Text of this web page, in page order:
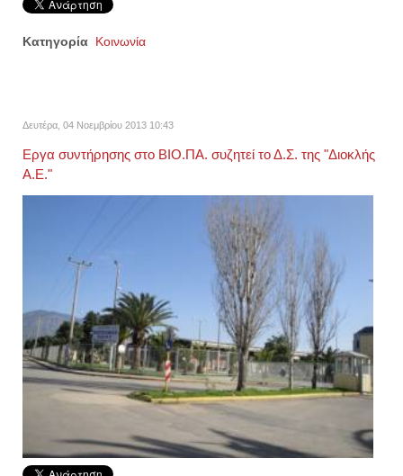
Κατηγορία Κοινωνία
Δευτέρα, 04 Νοεμβρίου 2013 10:43
Εργα συντήρησης στο ΒΙΟ.ΠΑ. συζητεί το Δ.Σ. της "Διοκλής
Α.Ε."